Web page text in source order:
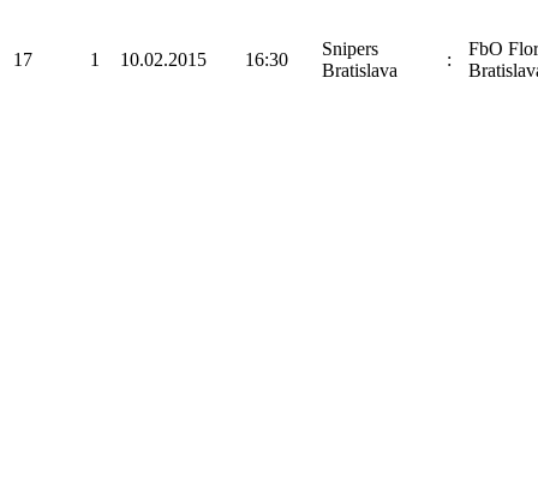
17 1 10.02.2015 16:30
Snipers
Bratislava
:
FbO